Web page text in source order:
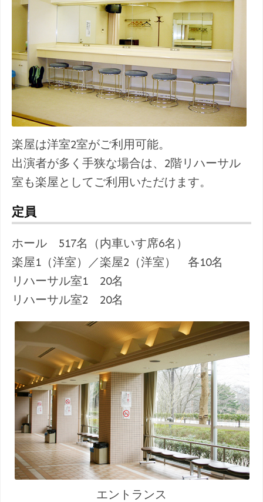
楽屋は洋室2室がご利用可能。
出演者が多く手狭な場合は、2階リハーサル
室も楽屋としてご利用いただけます。
定員
ホール 517名（内車いす席6名）
楽屋1（洋室）／楽屋2（洋室） 各10名
リハーサル室1 20名
リハーサル室2 20名
エントランス